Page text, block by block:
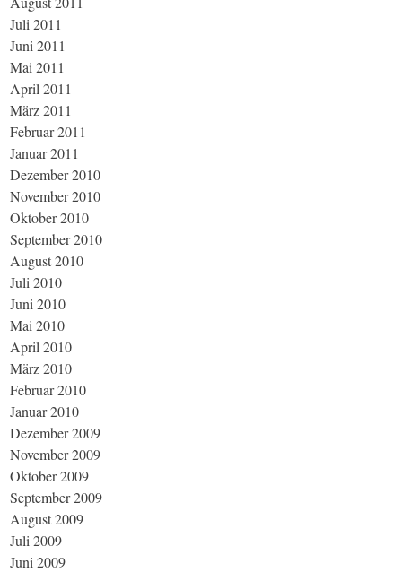
Juli 2011
Juni 2011
Mai 2011
April 2011
März 2011
Februar 2011
Januar 2011
Dezember 2010
November 2010
Oktober 2010
September 2010
August 2010
Juli 2010
Juni 2010
Mai 2010
April 2010
März 2010
Februar 2010
Januar 2010
Dezember 2009
November 2009
Oktober 2009
September 2009
August 2009
Juli 2009
Juni 2009